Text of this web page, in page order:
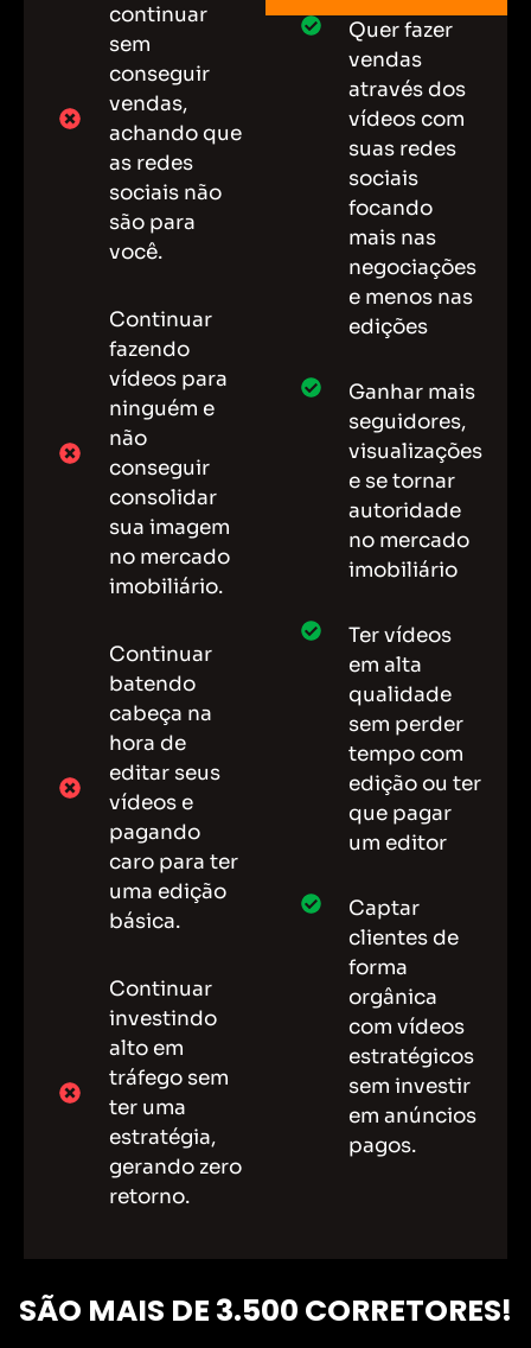
continuar
sem
conseguir
vendas,
achando que
as redes
sociais não
são para
você.
Continuar
fazendo
vídeos para
ninguém e
não
conseguir
consolidar
sua imagem
no mercado
imobiliário.
Continuar
batendo
cabeça na
hora de
editar seus
vídeos e
pagando
caro para ter
uma edição
básica.
Continuar
investindo
alto em
tráfego sem
ter uma
estratégia,
gerando zero
retorno.​
Quer fazer
vendas
através dos
vídeos com
suas redes
sociais
focando
mais nas
negociações
e menos nas
edições
Ganhar mais
seguidores,
visualizações
e se tornar
autoridade
no mercado
imobiliário
Ter vídeos
em alta
qualidade
sem perder
tempo com
edição ou ter
que pagar
um editor
Captar
clientes de
forma
orgânica
com vídeos
estratégicos
sem investir
em anúncios
pagos.
SÃO MAIS DE 3.500 CORRETORES!